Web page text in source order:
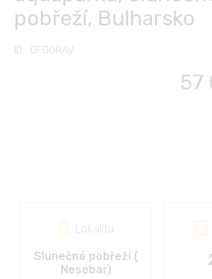
Další služby
Transfery z/na
Klub vlastníků
English
Български
Kontakt
pobřeží, Bulharsko
OFGORAV
57
Lokalita
Slunečné pobřeží (
Nesebar)